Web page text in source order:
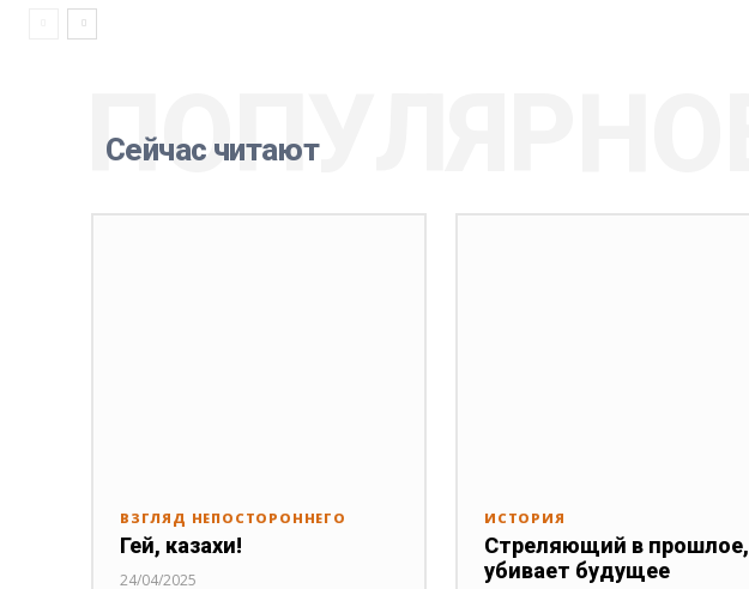
Сейчас читают
ПОПУЛЯРНОЕ
ВЗГЛЯД НЕПОСТОРОННЕГО
Гей, казахи!
24/04/2025
ИСТОРИЯ
Стреляющий в прошлое,
убивает будущее